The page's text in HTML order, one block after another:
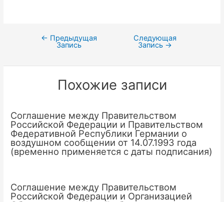
Навигация
записям
← Предыдущая
Запись
Следующая
Запись →
Похожие записи
Соглашение между Правительством
Российской Федерации и Правительством
Федеративной Республики Германии о
воздушном сообщении от 14.07.1993 года
(временно применяется с даты подписания)
Соглашение между Правительством
Российской Федерации и Организацией